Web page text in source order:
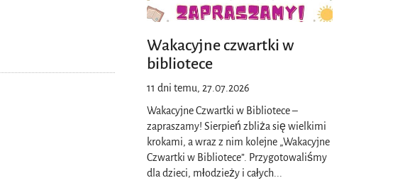
Wakacyjne czwartki w
bibliotece
11 dni temu, 27.07.2026
Wakacyjne Czwartki w Bibliotece –
zapraszamy! Sierpień zbliża się wielkimi
krokami, a wraz z nim kolejne „Wakacyjne
Czwartki w Bibliotece”. Przygotowaliśmy
dla dzieci, młodzieży i całych...